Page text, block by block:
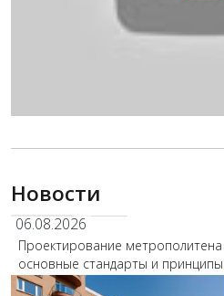
Новости
06.08.2026
Проектирование метрополитена
основные стандарты и принципы